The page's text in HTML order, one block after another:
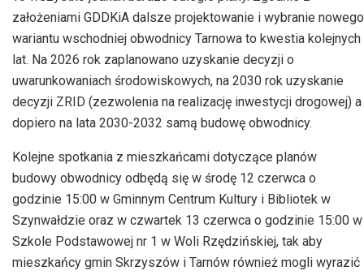
założeniami GDDKiA dalsze projektowanie i wybranie nowego
wariantu wschodniej obwodnicy Tarnowa to kwestia kolejnych
lat. Na 2026 rok zaplanowano uzyskanie decyzji o
uwarunkowaniach środowiskowych, na 2030 rok uzyskanie
decyzji ZRID (zezwolenia na realizację inwestycji drogowej) a
dopiero na lata 2030-2032 samą budowę obwodnicy.
Kolejne spotkania z mieszkańcami dotyczące planów
budowy obwodnicy odbędą się w środę 12 czerwca o
godzinie 15:00 w Gminnym Centrum Kultury i Bibliotek w
Szynwałdzie oraz w czwartek 13 czerwca o godzinie 15:00 w
Szkole Podstawowej nr 1 w Woli Rzędzińskiej, tak aby
mieszkańcy gmin Skrzyszów i Tarnów również mogli wyrazić